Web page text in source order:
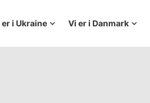
er i Ukraine Vi er i Danmark